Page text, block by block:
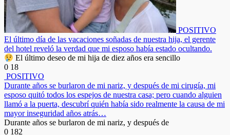
POSITIVO
El último día de las vacaciones soñadas de nuestra hija, el gerente
del hotel reveló la verdad que mi esposo había estado ocultando.
El último deseo de mi hija de diez años era sencillo
0 18
POSITIVO
Durante años se burlaron de mi nariz, y después de mi cirugía, mi
esposo quitó todos los espejos de nuestra casa; pero cuando alguien
llamó a la puerta, descubrí quién había sido realmente la causa de mi
mayor inseguridad años atrás…
Durante años se burlaron de mi nariz, y después de
0 182